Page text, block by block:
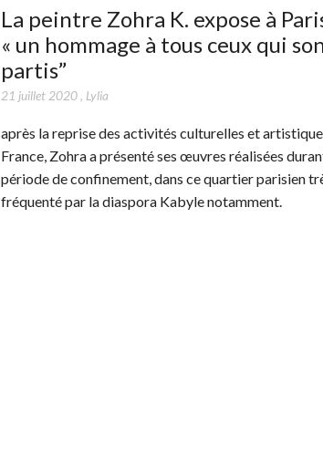
La peintre Zohra K. expose à
« un hommage à tous ceux qui
partis”
21 juillet 2020, Lylia
après la reprise des activités culturelles et
France, Zohra a présenté ses œuvres réalisées
période de confinement, dans ce quartier parisien
fréquenté par la diaspora Kabyle notamment.